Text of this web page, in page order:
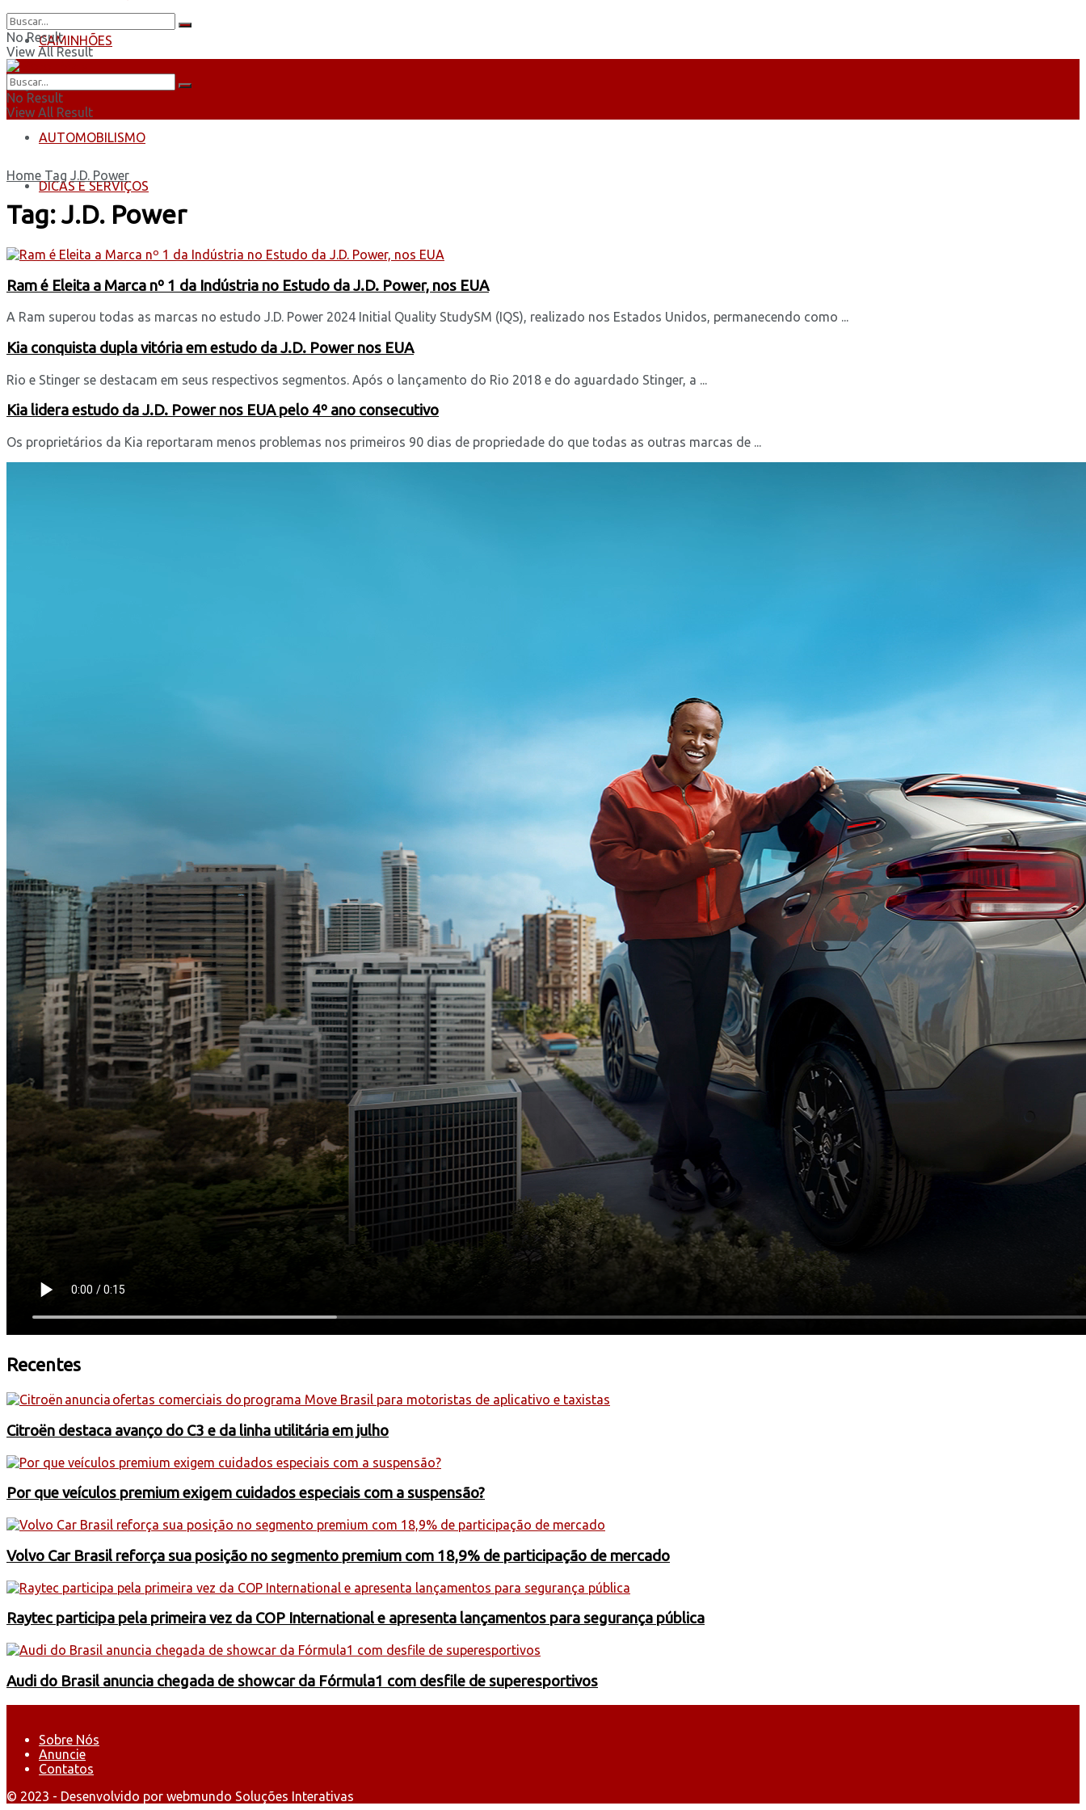
CAMINHÕES
ÔNIBUS
AUTOMOBILISMO
DICAS E SERVIÇOS
No Result
View All Result
No Result
View All Result
Home Tag J.D. Power
Tag:J.D. Power
Ram é Eleita a Marca nº 1 da Indústria no Estudo da J.D. Power, nos EUA
A Ram superou todas as marcas no estudo J.D. Power 2024 Initial Quality StudySM (IQS), realizado nos Estados Unidos, permanecendo como ...
Kia conquista dupla vitória em estudo da J.D. Power nos EUA
Rio e Stinger se destacam em seus respectivos segmentos. Após o lançamento do Rio 2018 e do aguardado Stinger, a ...
Kia lidera estudo da J.D. Power nos EUA pelo 4º ano consecutivo
Os proprietários da Kia reportaram menos problemas nos primeiros 90 dias de propriedade do que todas as outras marcas de ...
Recentes
Citroën destaca avanço do C3 e da linha utilitária em julho
Por que veículos premium exigem cuidados especiais com a suspensão?
Volvo Car Brasil reforça sua posição no segmento premium com 18,9% de participação de mercado
Raytec participa pela primeira vez da COP International e apresenta lançamentos para segurança pública
Audi do Brasil anuncia chegada de showcar da Fórmula1 com desfile de superesportivos
Sobre Nós
Anuncie
Contatos
© 2023 - Desenvolvido por webmundo Soluções Interativas